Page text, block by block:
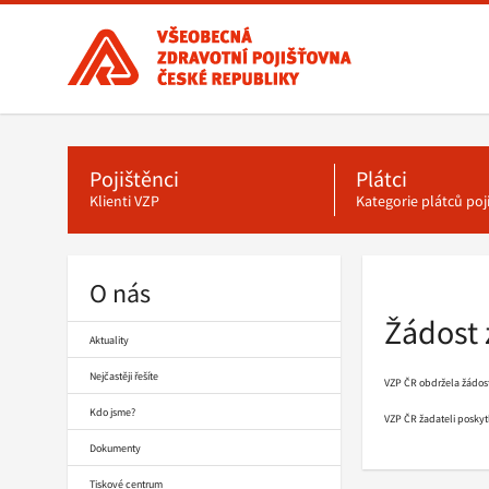
Všeobecná
zdravotní
pojišťovna
ČR,
hlavní
stránka
Pojištěnci
Klienti VZP
Plátci
Kategorie plátců
O nás
Aktuality
Nejčastěji řešíte
Kdo jsme?
Dokumenty
Tiskové centrum
Žádost
VZP ČR obdržela
VZP ČR žadateli